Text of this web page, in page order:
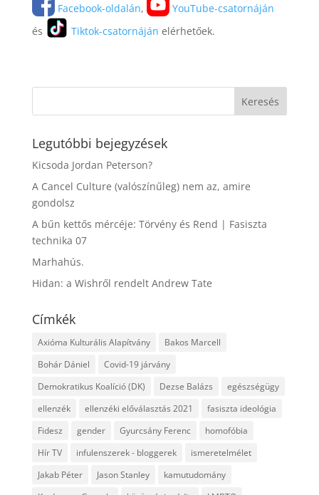
Facebook-oldalán,
YouTube-csatornáján
és
Tiktok-csatornáján elérhetőek.
Legutóbbi bejegyzések
Kicsoda Jordan Peterson?
A Cancel Culture (valószínűleg) nem az, amire
gondolsz
A bűn kettős mércéje: Törvény és Rend | Fasiszta
technika 07
Marhahús.
Hidan: a Wishről rendelt Andrew Tate
Címkék
Axióma Kulturális Alapítvány
Bakos Marcell
Bohár Dániel
Covid-19 járvány
Demokratikus Koalíció (DK)
Dezse Balázs
egészségügy
ellenzék
ellenzéki előválasztás 2021
fasiszta ideológia
Fidesz
gender Gyurcsány Ferenc
homofóbia
Hír TV
infulenszerek - bloggerek
ismeretelmélet
Jakab Péter
Jason Stanley
kamutudomány